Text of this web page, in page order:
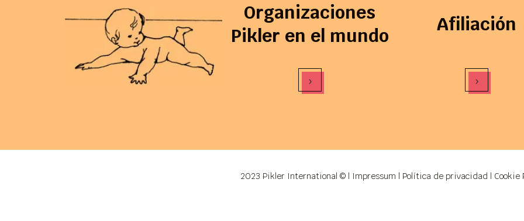
Organizaciones
Pikler en el mundo
›
Afiliación
›
2023 Pikler International © | Impressum | Política de privacidad | Cookie